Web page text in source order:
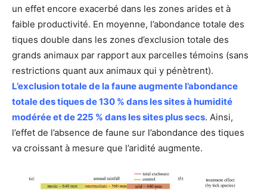
un effet encore exacerbé dans les zones arides et à
faible productivité. En moyenne, l’abondance totale des
tiques double dans les zones d’exclusion totale des
grands animaux par rapport aux parcelles témoins (sans
restrictions quant aux animaux qui y pénètrent).
L’exclusion totale de la faune augmente l’abondance
totale des tiques de 130 % dans les sites à humidité
modérée et de 225 % dans les sites plus secs. Ainsi,
l’effet de l’absence de faune sur l’abondance des tiques
va croissant à mesure que l’aridité augmente.